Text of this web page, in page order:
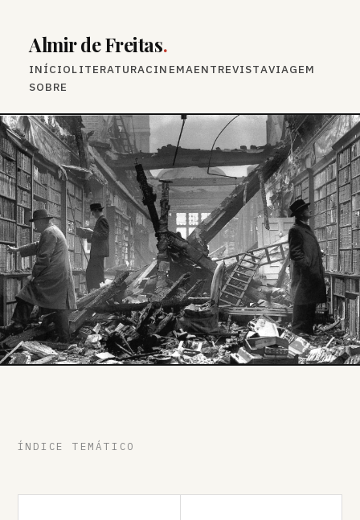
Almir de Freitas.
INÍCIOLITERATURACINEMAENTREVISTAVIAGEM
SOBRE
ÍNDICE TEMÁTICO